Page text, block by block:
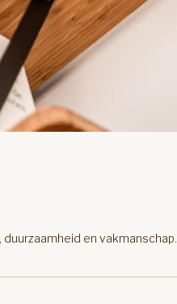
en vakmanschap.